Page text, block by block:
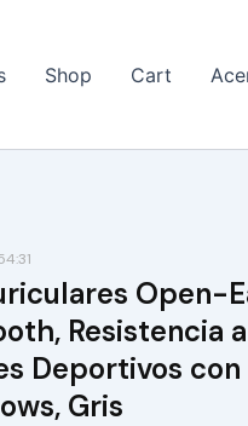
Shop Cart
Open-
Resistencia
Deportivos con
Gris